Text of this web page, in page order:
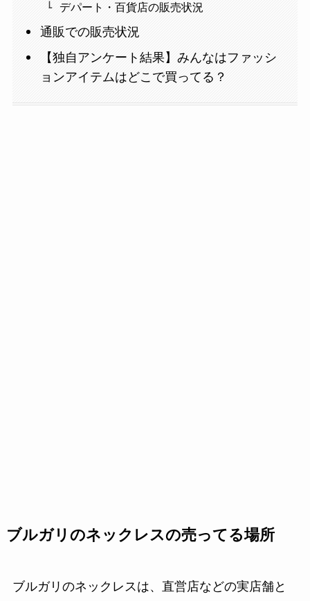
デパート・百貨店の販売状況
通販での販売状況
【独自アンケート結果】みんなはファッシ
ョンアイテムはどこで買ってる？
ブルガリのネックレスの売ってる場所
ブルガリのネックレスは、直営店などの実店舗と